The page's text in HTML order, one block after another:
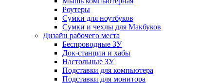
Роутеры
Сумки для ноутбуков
Сумки и чехлы для Макбуков
Дизайн рабочего места
Беспроводные ЗУ
Док-станции и хабы
Настольные ЗУ
Подставки для компьютера
Подставки для монитора